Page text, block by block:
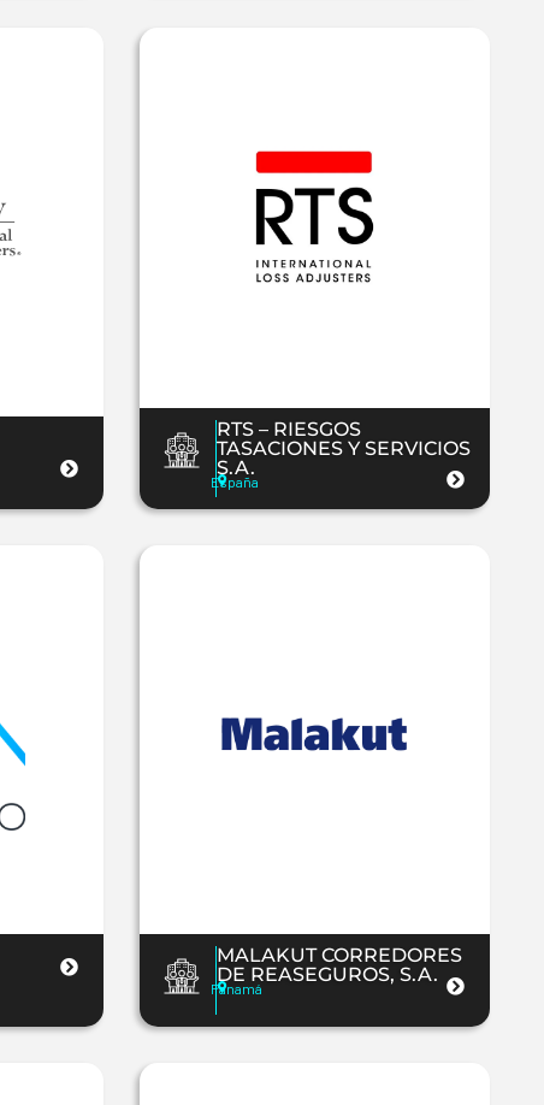
RTS – RIESGOS
TASACIONES Y SERVICIOS
S.A.
España
MALAKUT CORREDORES
DE REASEGUROS, S.A.
Panamá